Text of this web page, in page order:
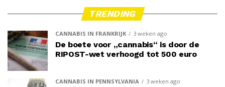
TRENDING
CANNABIS IN FRANKRIJK 3 weken ago
De boete voor „cannabis“ is door de
RIPOST-wet verhoogd tot 500 euro
CANNABIS IN PENNSYLVANIA 3 weken ago